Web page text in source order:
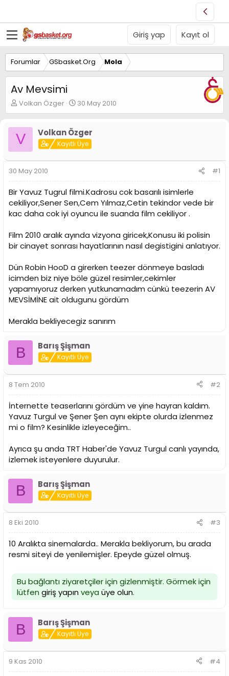
Giriş yap Kayıt ol
Forumlar GSbasket.Org Mola
Av Mevsimi
K
o
u
y
B
a
ş
a
t
a
Volkan Özger
B
a
l
a
n
g
a
r
i
i
30 May 2010
V Volkan Özger
Kayıtlı Üye
30 May 2010 #1
Bir Yavuz Tugrul filmi.Kadrosu cok basarılı isimlerle
cekiliyor,Sener Sen,Cem Yılmaz,Cetin tekindor vede bir
kac daha cok iyi oyuncu ile suanda film cekiliyor .
Film 2010 aralık ayında vizyona giricek,Konusu iki polisin
bir cinayet sonrası hayatlarının nasıl degistigini anlatıyor.
Dün Robin HooD a girerken teezer dönmeye basladı
icimden biz niye böle güzel resimler,cekimler
yapamıyoruz derken yutkunamadım cünkü teezerin AV
MEVSİMİNE ait oldugunu gördüm
Merakla bekliyecegiz sanırım
B Barış Şişman
Kayıtlı Üye
8 Tem 2010 #2
İnternette teaserlarını gördüm ve yine hayran kaldım.
Yavuz Turgul ve Şener Şen aynı ekipte olurda izlenmez
mi o film? Kesinlikle izleyeceğim..
Ayrıca şu anda TRT Haber'de Yavuz Turgul canlı yayında,
izlemek isteyenlere duyurulur.
B Barış Şişman
Kayıtlı Üye
8 Eki 2010 #3
10 Aralıkta sinemalarda.. Merakla bekliyorum, bu arada
resmi siteyi de yenilemişler. Epeyde güzel olmuş.
Bu bağlantı ziyaretçiler için gizlenmiştir. Görmek için
lütfen giriş yapınveya üye olun.
B Barış Şişman
Kayıtlı Üye
9 Kas 2010 #4